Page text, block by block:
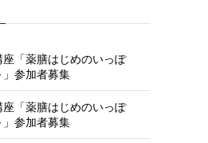
座「薬膳はじめのいっぽ
」参加者募集
座「薬膳はじめのいっぽ
」参加者募集